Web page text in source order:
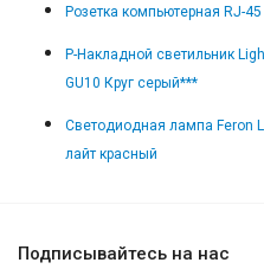
Розетка компьютерная RJ-
Р-Накладной светильник
GU10 Круг серый***
Светодиодная лампа Feron
лайт красный
Подписывайтесь на нас